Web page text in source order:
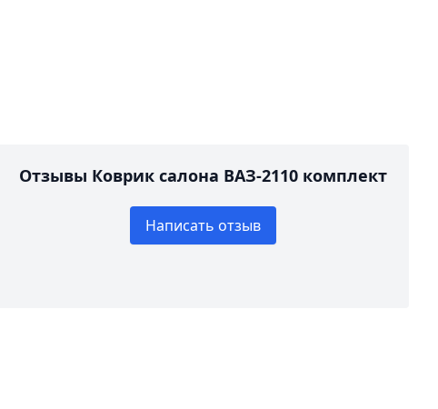
Отзывы Коврик салона ВАЗ-2110 комплект
Написать отзыв